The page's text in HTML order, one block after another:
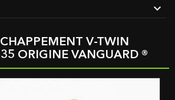
V-TWIN
ORIGINE VANGUARD ®